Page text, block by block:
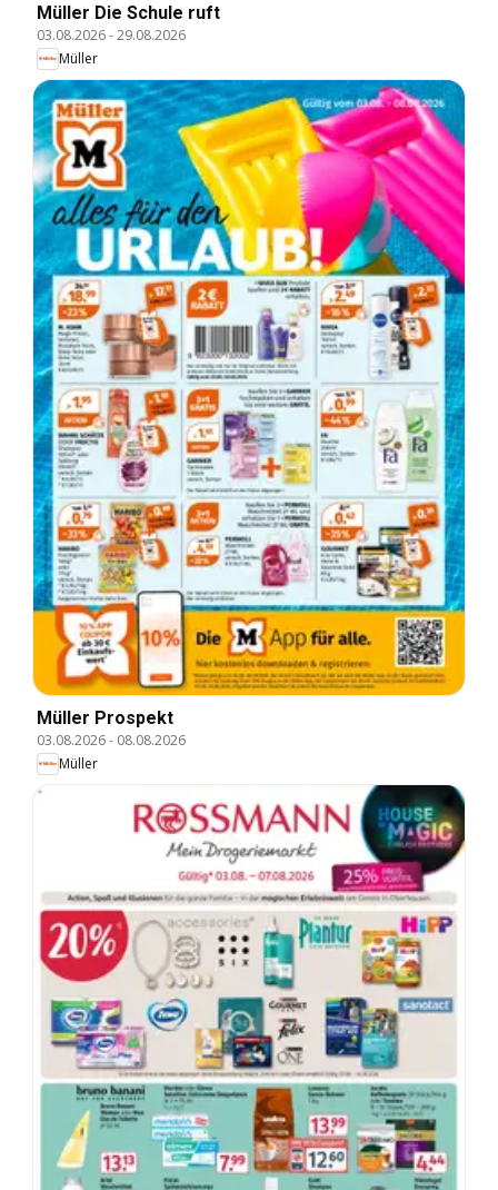
Müller Die Schule ruft
03.08.2026-29.08.2026
Müller
Müller Prospekt
03.08.2026- 08.08.2026
Müller